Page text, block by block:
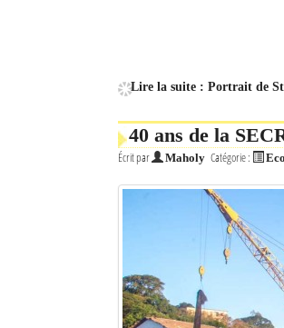
Lire la suite : Portrait de
40 ans de la
Écrit par Maholy Catégorie :